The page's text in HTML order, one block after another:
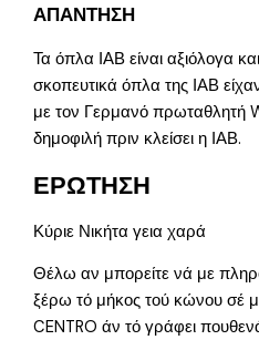
ΑΠΑΝΤΗΣΗ
Τα όπλα ΙΑΒ είναι αξιόλογα
σκοπευτικά όπλα της ΙΑΒ
με τον Γερμανό πρωταθλητή
δημοφιλή πριν κλείσει η ΙΑΒ.
ΕΡΩΤΗΣΗ
Κύριε Νικήτα γεια χαρά
Θέλω αν μπορείτε νά με
ξέρω τό μήκος τού κώνου σέ
CENTRO άν τό γράφει